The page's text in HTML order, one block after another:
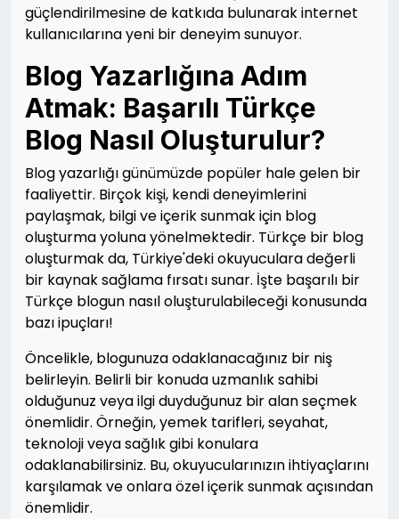
güçlendirilmesine de katkıda bulunarak internet
kullanıcılarına yeni bir deneyim sunuyor.
Blog Yazarlığına Adım
Atmak: Başarılı Türkçe
Blog Nasıl Oluşturulur?
Blog yazarlığı günümüzde popüler hale gelen bir
faaliyettir. Birçok kişi, kendi deneyimlerini
paylaşmak, bilgi ve içerik sunmak için blog
oluşturma yoluna yönelmektedir. Türkçe bir blog
oluşturmak da, Türkiye'deki okuyuculara değerli
bir kaynak sağlama fırsatı sunar. İşte başarılı bir
Türkçe blogun nasıl oluşturulabileceği konusunda
bazı ipuçları!
Öncelikle, blogunuza odaklanacağınız bir niş
belirleyin. Belirli bir konuda uzmanlık sahibi
olduğunuz veya ilgi duyduğunuz bir alan seçmek
önemlidir. Örneğin, yemek tarifleri, seyahat,
teknoloji veya sağlık gibi konulara
odaklanabilirsiniz. Bu, okuyucularınızın ihtiyaçlarını
karşılamak ve onlara özel içerik sunmak açısından
önemlidir.